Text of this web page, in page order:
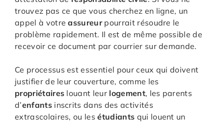
trouvez pas ce que vous cherchez en ligne, un
appel à votreassureurpourrait résoudre le
problème rapidement. Il est de même possible de
recevoir ce document par courrier sur demande.
Ce processus est essentiel pour ceux qui doivent
justifier de leur couverture, comme les
propriétaires louant leur logement, les parents
d’enfantsinscrits dans des activités
extrascolaires, ou lesétudiants qui louent un